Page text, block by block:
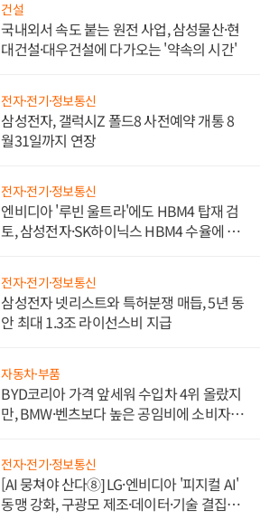
건설
국내외서 속도 붙는 원전 사업, 삼성물산·현
대건설·대우건설에 다가오는 '약속의 시간'
전자·전기·정보통신
삼성전자, 갤럭시Z 폴드8 사전예약 개통 8
월31일까지 연장
전자·전기·정보통신
엔비디아 '루빈 울트라'에도 HBM4 탑재 검
토, 삼성전자·SK하이닉스 HBM4 수율에 주
전자·전기·정보통신
삼성전자 넷리스트와 특허분쟁 매듭, 5년 동
안 최대 1.3조 라이선스비 지급
자동차·부품
BYD코리아 가격 앞세워 수입차 4위 올랐지
만, BMW·벤츠보다 높은 공임비에 소비자
전자·전기·정보통신
[AI 뭉쳐야 산다⑧] LG·엔비디아 '피지컬 AI'
동맹 강화, 구광모 제조·데이터·기술 결집